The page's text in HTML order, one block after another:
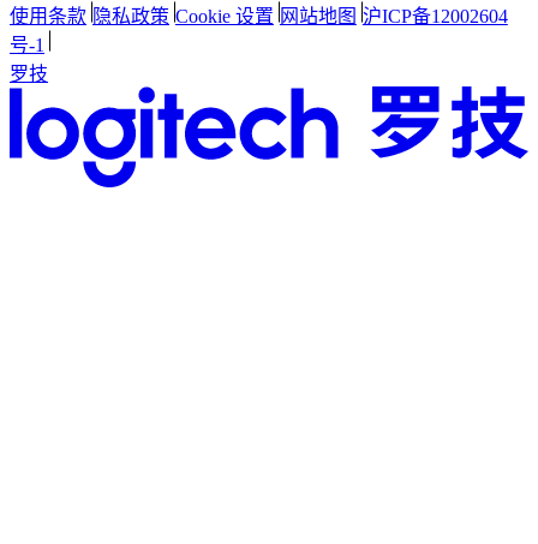
使用条款 隐私政策 Cookie 设置 网站地图 沪ICP备12002604
号-1
罗技